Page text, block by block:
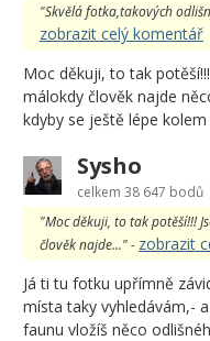
"Skvělá fotka,takových
zobrazit celý komentář
Moc děkuji, to tak
málokdy člověk najde
kdyby se ještě lépe
Sysho
celkem 38 647 bodů
"Moc děkuji, to tak potěší!!!
člověk najde..." - zobrazit
Já ti tu fotku upřímně
místa taky vyhledávám,-
faunu vložíš něco